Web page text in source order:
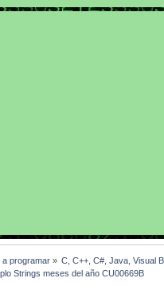
a programar» C, C++, C#, Java, Visual
Strings meses del año CU00669B